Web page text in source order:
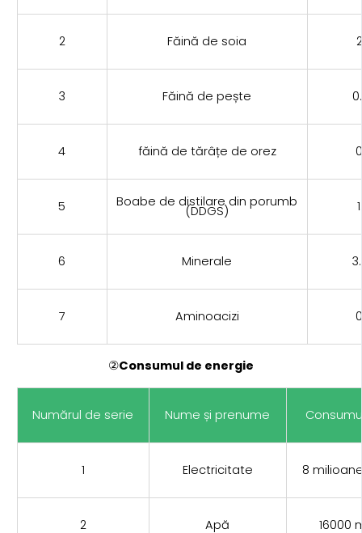
2 Făină de soia
3 Făină de pește
4 făină de tărâțe de orez
5 Boabe de distilare din porumb
(DDGS)
6 Minerale
7 Aminoacizi
②Consumul de energie
Numărul de serie Nume și prenume
1 Electricitate 8
2 Apă 16000